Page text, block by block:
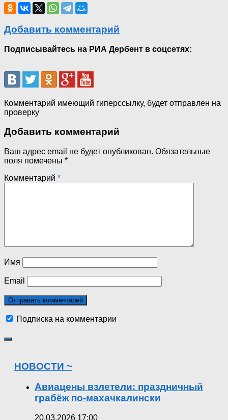
Добавить комментарий
Подписывайтесь на РИА Дербент в соцсетях:
Комментарий имеющий гиперссылку, будет отправлен на
проверку
Добавить комментарий
Ваш адрес email не будет опубликован. Обязательные
поля помечены *
Комментарий *
Имя
Email
Подписка на комментарии
НОВОСТИ ~
Авиацены взлетели: праздничный
грабёж по-махачкалински
20.03.2026 17:00